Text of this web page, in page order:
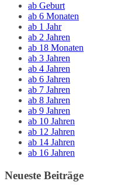
ab Geburt
ab 6 Monaten
ab 1 Jahr
ab 2 Jahren
ab 18 Monaten
ab 3 Jahren
ab 4 Jahren
ab 6 Jahren
ab 7 Jahren
ab 8 Jahren
ab 9 Jahren
ab 10 Jahren
ab 12 Jahren
ab 14 Jahren
ab 16 Jahren
Neueste Beiträge